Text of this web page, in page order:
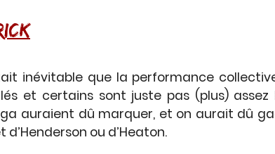
inévitable que la performance
et certains sont juste pas (plus)
auraient dû marquer, et on aurait dû
d’Henderson ou d’Heaton.